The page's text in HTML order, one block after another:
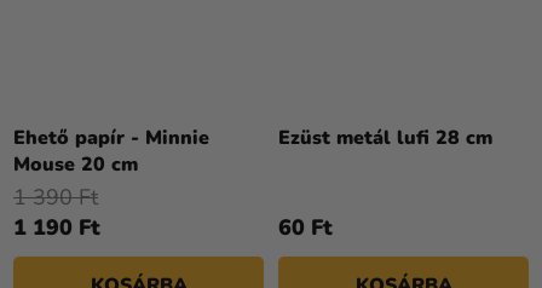
Ehető papír - Minnie
Mouse 20 cm
1 190 Ft
1 390 Ft
Ezüst metál lufi 28 cm
60 Ft